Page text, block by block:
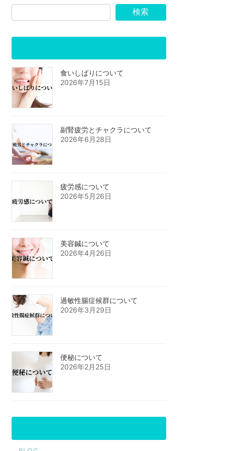
検索
食いしばりについて
2026年7月15日
副腎疲労とチャクラについて
2026年6月28日
疲労感について
2026年5月26日
美容鍼について
2026年4月26日
過敏性腸症候群について
2026年3月29日
便秘について
2026年2月25日